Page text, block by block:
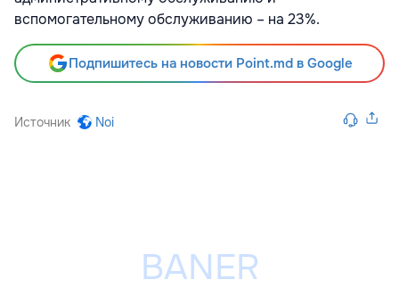
вспомогательному обслуживанию – на 23%.
Подпишитесь на новости Point.md в Google
Источник Noi